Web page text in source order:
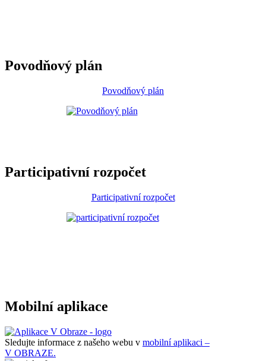
Povodňový plán
Povodňový plán
Participativní rozpočet
Participativní rozpočet
Mobilní aplikace
Sledujte informace z našeho webu v mobilní aplikaci –
V OBRAZE.